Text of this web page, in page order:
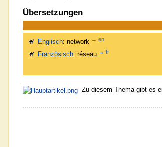
Übersetzungen
Englisch: network → en
Französisch: réseau → fr
Zu diesem Thema gibt es